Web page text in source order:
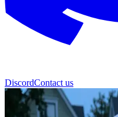
DiscordContact us